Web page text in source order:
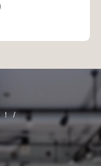
！ /